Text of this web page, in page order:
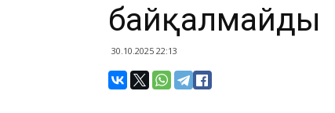
байқалмайды
30.10.2025 22:13